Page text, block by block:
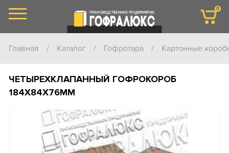
Главная / Каталог / Гофротара / Картонные
ЧЕТЫРЕХКЛАПАННЫЙ ГОФРОКОРОБ
184Х84Х76ММ